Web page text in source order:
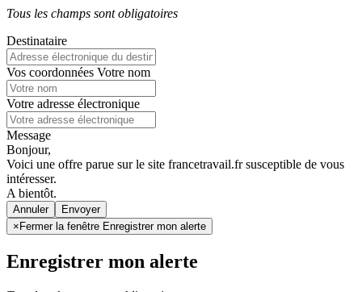
Tous les champs sont obligatoires
Destinataire
Vos coordonnées Votre nom
Votre adresse électronique
Message
Bonjour,
Voici une offre parue sur le site francetravail.fr susceptible de vous
intéresser.
A bientôt.
Annuler
× Fermer la fenêtre Enregistrer mon alerte
Enregistrer mon alerte